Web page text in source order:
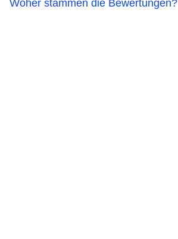
Woher stammen die Bewertungen?